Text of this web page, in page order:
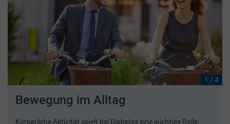
1 / 4
Bewegung im Alltag
Körperliche Aktivität spielt bei Diabetes eine wichtige Rolle.